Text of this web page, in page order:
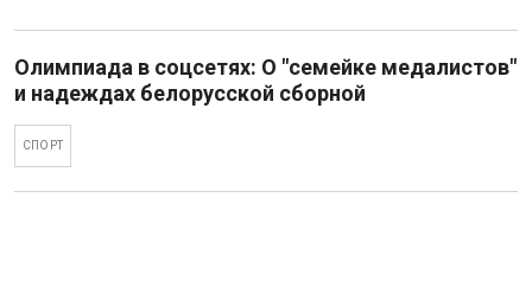
Олимпиада в соцсетях: О "семейке медалистов"
и надеждах белорусской сборной
СПОРТ